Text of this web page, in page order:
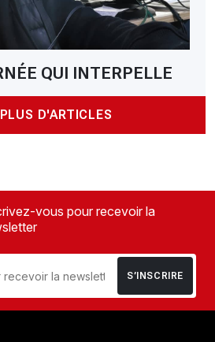
QUI INTERPELLE
D'ARTICLES
vous pour recevoir la
S’INSCRIRE